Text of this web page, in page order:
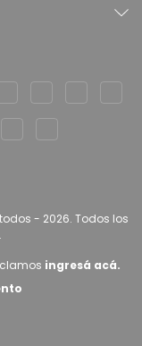
- 2026. Todos los
ingresá acá.